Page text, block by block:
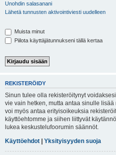
Unohdin salasanani
Lähetä tunnusten aktivointiviesti uudelleen
Muista minut
Piilota käyttäjätunnukseni tällä kertaa
REKISTERÖIDY
Sinun tulee olla rekisteröitynyt
vie vain hetken, mutta antaa sinulle
voi myös antaa erityisoikeuksia
käyttöehtomme ja siihen liittyvät
lukea keskustelufoorumin säännöt.
Käyttöehdot | Yksityisyyden suoja